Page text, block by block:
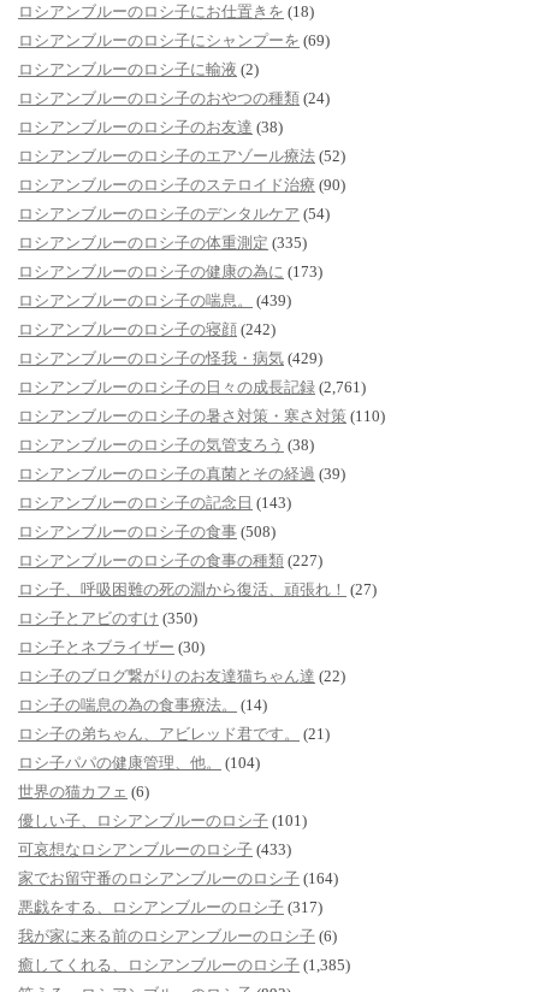
ロシアンブルーのロシ子にお仕置きを (18)
ロシアンブルーのロシ子にシャンプーを (69)
ロシアンブルーのロシ子に輸液 (2)
ロシアンブルーのロシ子のおやつの種類 (24)
ロシアンブルーのロシ子のお友達 (38)
ロシアンブルーのロシ子のエアゾール療法 (52)
ロシアンブルーのロシ子のステロイド治療 (90)
ロシアンブルーのロシ子のデンタルケア (54)
ロシアンブルーのロシ子の体重測定 (335)
ロシアンブルーのロシ子の健康の為に (173)
ロシアンブルーのロシ子の喘息。
(439)
ロシアンブルーのロシ子の寝顔 (242)
ロシアンブルーのロシ子の怪我・病気 (429)
ロシアンブルーのロシ子の日々の成長記録 (2,761)
ロシアンブルーのロシ子の暑さ対策・寒さ対策 (110)
ロシアンブルーのロシ子の気管支ろう (38)
ロシアンブルーのロシ子の真菌とその経過 (39)
ロシアンブルーのロシ子の記念日 (143)
ロシアンブルーのロシ子の食事 (508)
ロシアンブルーのロシ子の食事の種類 (227)
ロシ子、呼吸困難の死の淵から復活、頑張れ！ (27)
ロシ子とアビのすけ (350)
ロシ子とネブライザー (30)
ロシ子のブログ繋がりのお友達猫ちゃん達 (22)
ロシ子の喘息の為の食事療法。
(14)
ロシ子の弟ちゃん、アビレッド君です。
(21)
ロシ子パパの健康管理、他。
(104)
世界の猫カフェ (6)
優しい子、ロシアンブルーのロシ子 (101)
可哀想なロシアンブルーのロシ子 (433)
家でお留守番のロシアンブルーのロシ子 (164)
悪戯をする、ロシアンブルーのロシ子 (317)
我が家に来る前のロシアンブルーのロシ子 (6)
癒してくれる、ロシアンブルーのロシ子 (1,385)